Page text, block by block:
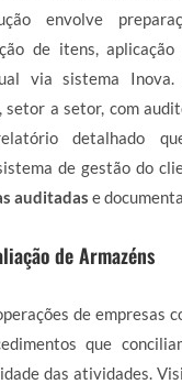
envolve
de itens,
via sistema
setor a setor, com
detalhado
de gestão do
auditadas e
de Armazéns
de empresas
que
das atividades.